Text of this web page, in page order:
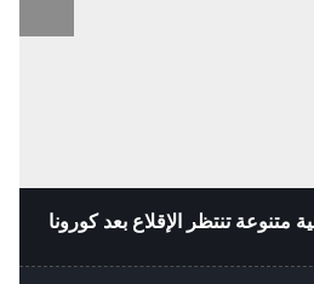
تنتظر الإقلاع بعد كورونا